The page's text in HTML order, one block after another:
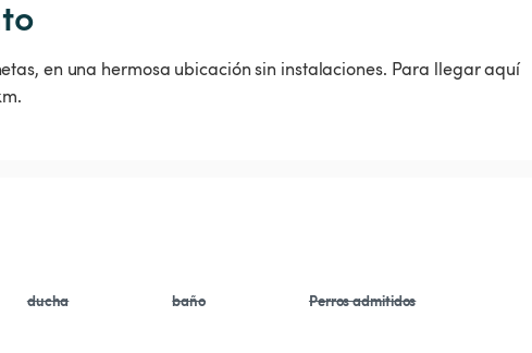
en una hermosa ubicación sin instalaciones. Para llegar aquí
ducha baño Perros admitidos